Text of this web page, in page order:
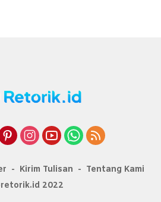
Kirim Tulisan
Tentang Kami
2022